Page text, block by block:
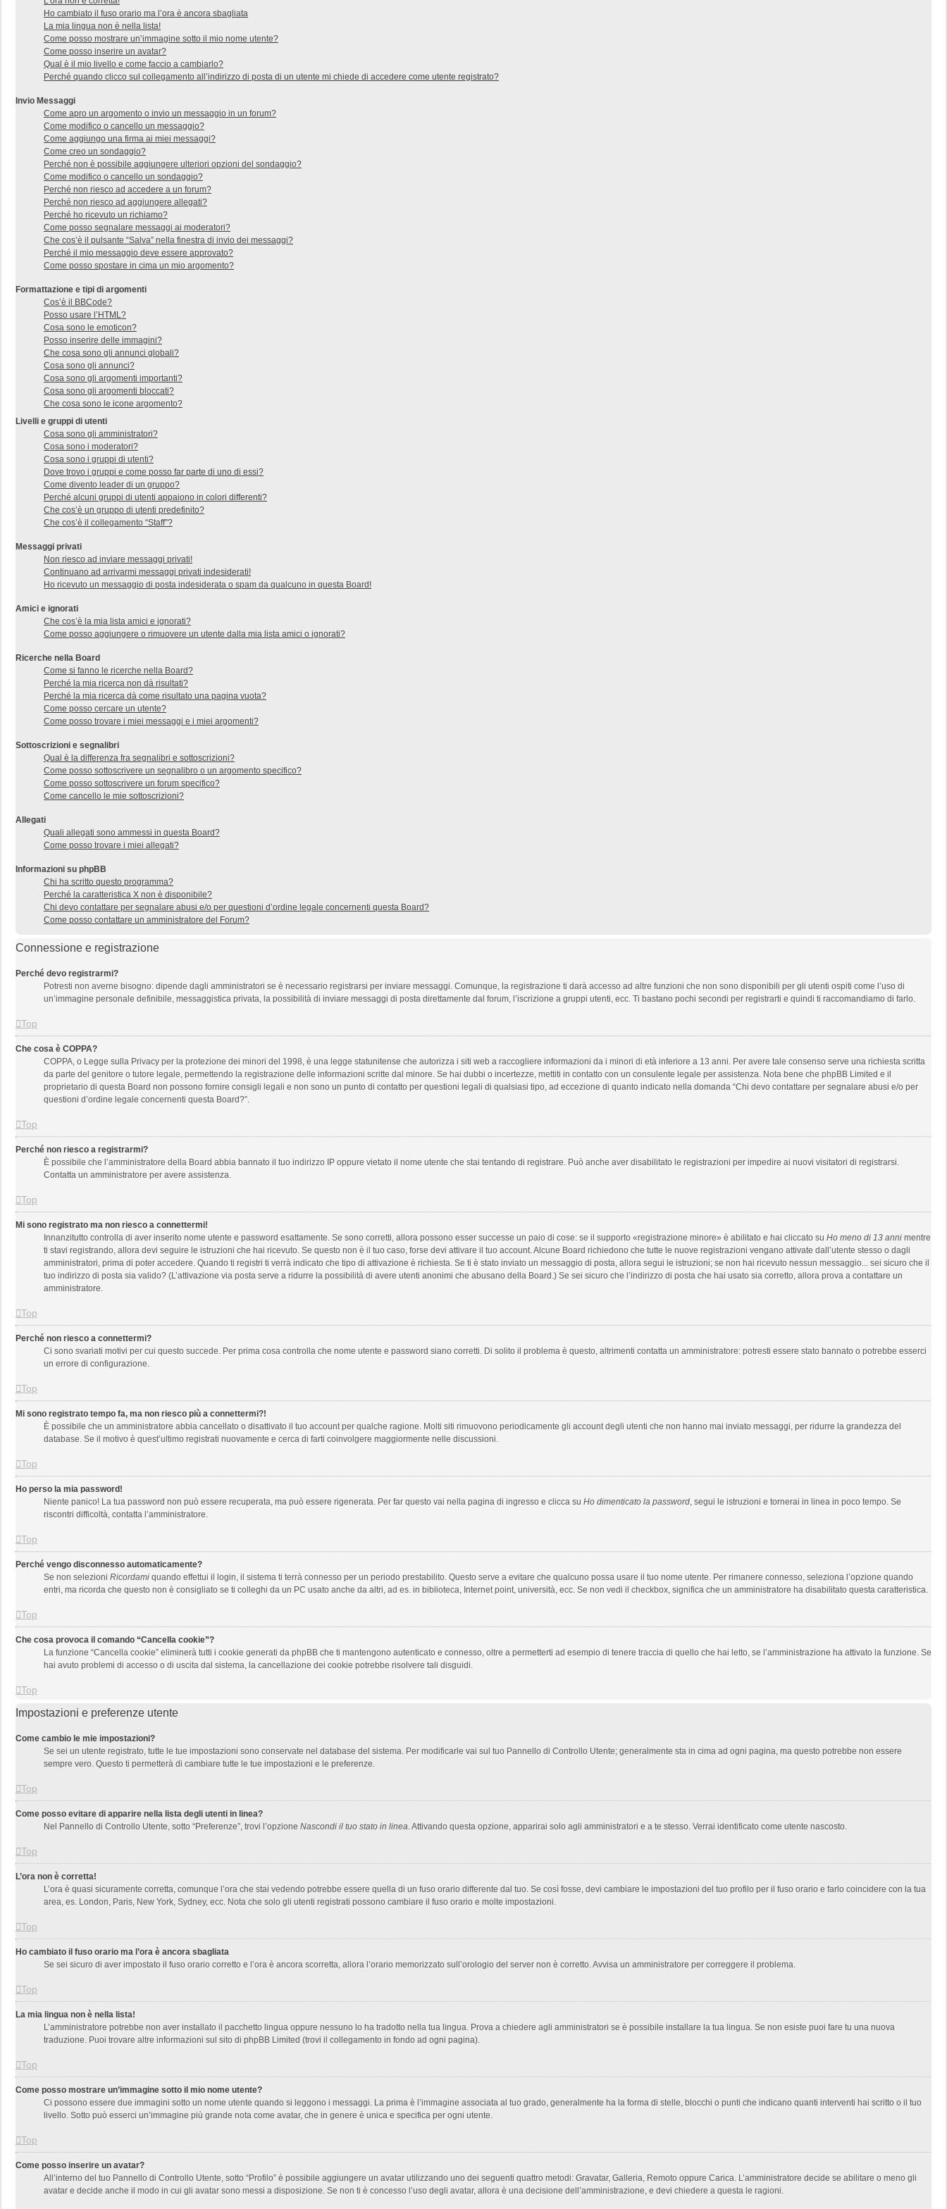
Ho cambiato il fuso orario ma l’ora è ancora sbagliata
La mia lingua non è nella lista!
Come posso mostrare un’immagine sotto il mio nome utente?
Come posso inserire un avatar?
Qual è il mio livello e come faccio a cambiarlo?
Perché quando clicco sul collegamento all’indirizzo di posta di un utente mi chiede di accedere come utente registrato?
Invio Messaggi
Come apro un argomento o invio un messaggio in un forum?
Come modifico o cancello un messaggio?
Come aggiungo una firma ai miei messaggi?
Come creo un sondaggio?
Perché non è possibile aggiungere ulteriori opzioni del sondaggio?
Come modifico o cancello un sondaggio?
Perché non riesco ad accedere a un forum?
Perché non riesco ad aggiungere allegati?
Perché ho ricevuto un richiamo?
Come posso segnalare messaggi ai moderatori?
Che cos’è il pulsante “Salva” nella finestra di invio dei messaggi?
Perché il mio messaggio deve essere approvato?
Come posso spostare in cima un mio argomento?
Formattazione e tipi di argomenti
Cos’è il BBCode?
Posso usare l’HTML?
Cosa sono le emoticon?
Posso inserire delle immagini?
Che cosa sono gli annunci globali?
Cosa sono gli annunci?
Cosa sono gli argomenti importanti?
Cosa sono gli argomenti bloccati?
Che cosa sono le icone argomento?
Livelli e gruppi di utenti
Cosa sono gli amministratori?
Cosa sono i moderatori?
Cosa sono i gruppi di utenti?
Dove trovo i gruppi e come posso far parte di uno di essi?
Come divento leader di un gruppo?
Perché alcuni gruppi di utenti appaiono in colori differenti?
Che cos’è un gruppo di utenti predefinito?
Che cos’è il collegamento “Staff”?
Messaggi privati
Non riesco ad inviare messaggi privati!
Continuano ad arrivarmi messaggi privati indesiderati!
Ho ricevuto un messaggio di posta indesiderata o spam da qualcuno in questa Board!
Amici e ignorati
Che cos’è la mia lista amici e ignorati?
Come posso aggiungere o rimuovere un utente dalla mia lista amici o ignorati?
Ricerche nella Board
Come si fanno le ricerche nella Board?
Perché la mia ricerca non dà risultati?
Perché la mia ricerca dà come risultato una pagina vuota?
Come posso cercare un utente?
Come posso trovare i miei messaggi e i miei argomenti?
Sottoscrizioni e segnalibri
Qual è la differenza fra segnalibri e sottoscrizioni?
Come posso sottoscrivere un segnalibro o un argomento specifico?
Come posso sottoscrivere un forum specifico?
Come cancello le mie sottoscrizioni?
Allegati
Quali allegati sono ammessi in questa Board?
Come posso trovare i miei allegati?
Informazioni su phpBB
Chi ha scritto questo programma?
Perché la caratteristica X non è disponibile?
Chi devo contattare per segnalare abusi e/o per questioni d’ordine legale concernenti questa Board?
Come posso contattare un amministratore del Forum?
Connessione e registrazione
Perché devo registrarmi?
Potresti non averne bisogno: dipende dagli amministratori se è necessario registrarsi per inviare messaggi. Comunque, la registrazione ti darà accesso ad altre funzioni che non sono disponibili per gli utenti ospiti come l’uso di
un’immagine personale definibile, messaggistica privata, la possibilità di inviare messaggi di posta direttamente dal forum, l’iscrizione a gruppi utenti, ecc. Ti bastano pochi secondi per registrarti e quindi ti raccomandiamo di farlo.
Top
Che cosa è COPPA?
COPPA, o Legge sulla Privacy per la protezione dei minori del 1998, è una legge statunitense che autorizza i siti web a raccogliere informazioni da i minori di età inferiore a 13 anni. Per avere tale consenso serve una richiesta scritta
da parte del genitore o tutore legale, permettendo la registrazione delle informazioni scritte dal minore. Se hai dubbi o incertezze, mettiti in contatto con un consulente legale per assistenza. Nota bene che phpBB Limited e il
proprietario di questa Board non possono fornire consigli legali e non sono un punto di contatto per questioni legali di qualsiasi tipo, ad eccezione di quanto indicato nella domanda “Chi devo contattare per segnalare abusi e/o per
questioni d’ordine legale concernenti questa Board?”.
Top
Perché non riesco a registrarmi?
È possibile che l’amministratore della Board abbia bannato il tuo indirizzo IP oppure vietato il nome utente che stai tentando di registrare. Può anche aver disabilitato le registrazioni per impedire ai nuovi visitatori di registrarsi.
Contatta un amministratore per avere assistenza.
Top
Mi sono registrato ma non riesco a connettermi!
Innanzitutto controlla di aver inserito nome utente e password esattamente. Se sono corretti, allora possono esser successe un paio di cose: se il supporto «registrazione minore» è abilitato e hai cliccato su Ho meno di 13 anni mentre
ti stavi registrando, allora devi seguire le istruzioni che hai ricevuto. Se questo non è il tuo caso, forse devi attivare il tuo account. Alcune Board richiedono che tutte le nuove registrazioni vengano attivate dall’utente stesso o dagli
amministratori, prima di poter accedere. Quando ti registri ti verrà indicato che tipo di attivazione è richiesta. Se ti è stato inviato un messaggio di posta, allora segui le istruzioni; se non hai ricevuto nessun messaggio... sei sicuro che il
tuo indirizzo di posta sia valido? (L’attivazione via posta serve a ridurre la possibilità di avere utenti anonimi che abusano della Board.) Se sei sicuro che l’indirizzo di posta che hai usato sia corretto, allora prova a contattare un
amministratore.
Top
Perché non riesco a connettermi?
Ci sono svariati motivi per cui questo succede. Per prima cosa controlla che nome utente e password siano corretti. Di solito il problema è questo, altrimenti contatta un amministratore: potresti essere stato bannato o potrebbe esserci
un errore di configurazione.
Top
Mi sono registrato tempo fa, ma non riesco più a connettermi?!
È possibile che un amministratore abbia cancellato o disattivato il tuo account per qualche ragione. Molti siti rimuovono periodicamente gli account degli utenti che non hanno mai inviato messaggi, per ridurre la grandezza del
database. Se il motivo è quest’ultimo registrati nuovamente e cerca di farti coinvolgere maggiormente nelle discussioni.
Top
Ho perso la mia password!
Niente panico! La tua password non può essere recuperata, ma può essere rigenerata. Per far questo vai nella pagina di ingresso e clicca su Ho dimenticato la password, segui le istruzioni e tornerai in linea in poco tempo. Se
riscontri difficoltà, contatta l’amministratore.
Top
Perché vengo disconnesso automaticamente?
Se non selezioni Ricordami quando effettui il login, il sistema ti terrà connesso per un periodo prestabilito. Questo serve a evitare che qualcuno possa usare il tuo nome utente. Per rimanere connesso, seleziona l’opzione quando
entri, ma ricorda che questo non è consigliato se ti colleghi da un PC usato anche da altri, ad es. in biblioteca, Internet point, università, ecc. Se non vedi il checkbox, significa che un amministratore ha disabilitato questa caratteristica.
Top
Che cosa provoca il comando “Cancella cookie”?
La funzione “Cancella cookie” eliminerà tutti i cookie generati da phpBB che ti mantengono autenticato e connesso, oltre a permetterti ad esempio di tenere traccia di quello che hai letto, se l’amministrazione ha attivato la funzione. Se
hai avuto problemi di accesso o di uscita dal sistema, la cancellazione dei cookie potrebbe risolvere tali disguidi.
Top
Impostazioni e preferenze utente
Come cambio le mie impostazioni?
Se sei un utente registrato, tutte le tue impostazioni sono conservate nel database del sistema. Per modificarle vai sul tuo Pannello di Controllo Utente; generalmente sta in cima ad ogni pagina, ma questo potrebbe non essere
sempre vero. Questo ti permetterà di cambiare tutte le tue impostazioni e le preferenze.
Top
Come posso evitare di apparire nella lista degli utenti in linea?
Nel Pannello di Controllo Utente, sotto “Preferenze”, trovi l’opzione Nascondi il tuo stato in linea. Attivando questa opzione, apparirai solo agli amministratori e a te stesso. Verrai identificato come utente nascosto.
Top
L’ora non è corretta!
L’ora è quasi sicuramente corretta, comunque l’ora che stai vedendo potrebbe essere quella di un fuso orario differente dal tuo. Se così fosse, devi cambiare le impostazioni del tuo profilo per il fuso orario e farlo coincidere con la tua
area, es. London, Paris, New York, Sydney, ecc. Nota che solo gli utenti registrati possono cambiare il fuso orario e molte impostazioni.
Top
Ho cambiato il fuso orario ma l’ora è ancora sbagliata
Se sei sicuro di aver impostato il fuso orario corretto e l’ora è ancora scorretta, allora l’orario memorizzato sull’orologio del server non è corretto. Avvisa un amministratore per correggere il problema.
Top
La mia lingua non è nella lista!
L’amministratore potrebbe non aver installato il pacchetto lingua oppure nessuno lo ha tradotto nella tua lingua. Prova a chiedere agli amministratori se è possibile installare la tua lingua. Se non esiste puoi fare tu una nuova
traduzione. Puoi trovare altre informazioni sul sito di phpBB Limited (trovi il collegamento in fondo ad ogni pagina).
Top
Come posso mostrare un’immagine sotto il mio nome utente?
Ci possono essere due immagini sotto un nome utente quando si leggono i messaggi. La prima è l’immagine associata al tuo grado, generalmente ha la forma di stelle, blocchi o punti che indicano quanti interventi hai scritto o il tuo
livello. Sotto può esserci un’immagine più grande nota come avatar, che in genere è unica e specifica per ogni utente.
Top
Come posso inserire un avatar?
All’interno del tuo Pannello di Controllo Utente, sotto “Profilo” è possibile aggiungere un avatar utilizzando uno dei seguenti quattro metodi: Gravatar, Galleria, Remoto oppure Carica. L’amministratore decide se abilitare o meno gli
avatar e decide anche il modo in cui gli avatar sono messi a disposizione. Se non ti è concesso l’uso degli avatar, allora è una decisione dell’amministrazione, e devi chiedere a questa le ragioni.